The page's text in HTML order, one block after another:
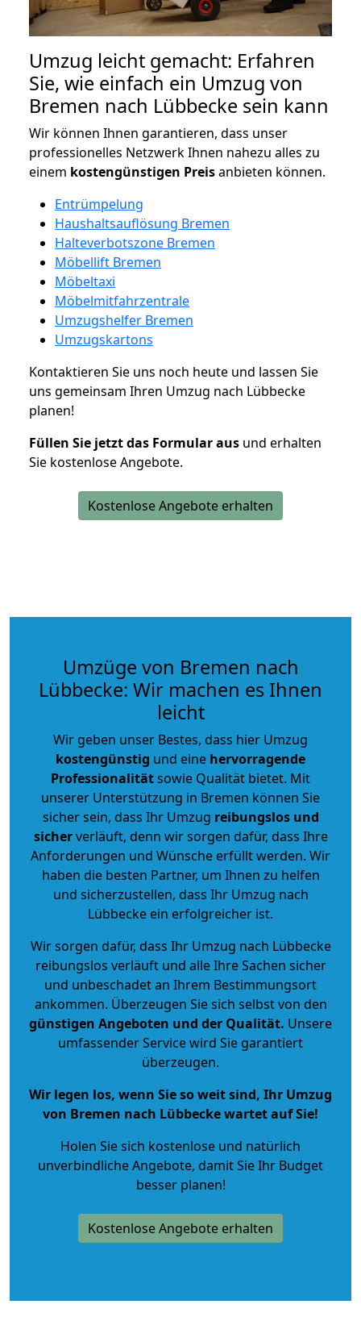
Umzug leicht gemacht: Erfahren
Sie, wie einfach ein Umzug von
Bremen nach Lübbecke sein kann
Wir können Ihnen garantieren, dass unser
professionelles Netzwerk Ihnen nahezu alles zu
einem kostengünstigen Preisanbieten können.
Entrümpelung
Haushaltsauflösung Bremen
Halteverbotszone Bremen
Möbellift Bremen
Möbeltaxi
Möbelmitfahrzentrale
Umzugshelfer Bremen
Umzugskartons
Kontaktieren Sie uns noch heute und lassen Sie
uns gemeinsam Ihren Umzug nach Lübbecke
planen!
Füllen Sie jetzt das Formular aus und erhalten
Sie kostenlose Angebote.
Kostenlose Angebote erhalten
Umzüge von Bremen nach
Lübbecke: Wir machen es Ihnen
leicht
Wir geben unser Bestes, dass hier Umzug
kostengünstig und eine hervorragende
Professionalitätsowie Qualität bietet. Mit
unserer Unterstützung in Bremen können Sie
sicher sein, dass Ihr Umzug reibungslos und
sicherverläuft, denn wir sorgen dafür, dass Ihre
Anforderungen und Wünsche erfüllt werden. Wir
haben die besten Partner, um Ihnen zu helfen
und sicherzustellen, dass Ihr Umzug nach
Lübbecke ein erfolgreicher ist.
Wir sorgen dafür, dass Ihr Umzug nach Lübbecke
reibungslos verläuft und alle Ihre Sachen sicher
und unbeschadet an Ihrem Bestimmungsort
ankommen. Überzeugen Sie sich selbst von den
günstigen Angeboten und der Qualität. Unsere
umfassender Service wird Sie garantiert
überzeugen.
Wir legen los, wenn Sie so weit sind, Ihr Umzug
von Bremen nach Lübbecke wartet auf Sie!
Holen Sie sich kostenlose und natürlich
unverbindliche Angebote, damit Sie Ihr Budget
besser planen!
Kostenlose Angebote erhalten